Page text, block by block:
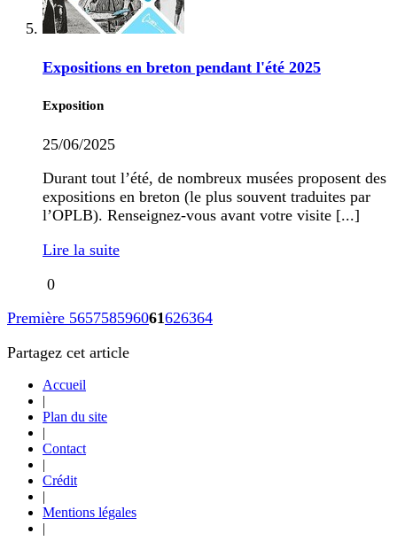
Expositions en breton pendant l'été 2025
Exposition
25/06/2025
Durant tout l’été, de nombreux musées proposent des
expositions en breton (le plus souvent traduites par
l’OPLB). Renseignez-vous avant votre visite [...]
Lire la suite
0
Première 565758596061626364
Partagez cet article
Accueil
|
Plan du site
|
Contact
|
Crédit
|
Mentions légales
|